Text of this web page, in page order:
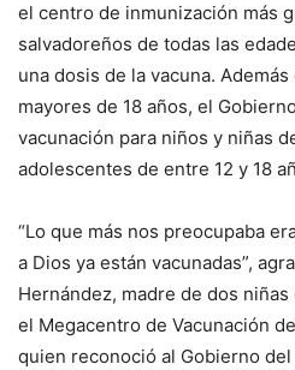
el centro de inmunización más
salvadoreños de todas las
una dosis de la vacuna.
mayores de 18 años, el
vacunación para niños y niñas
adolescentes de entre 12 y 18
“Lo que más nos preocupaba
a Dios ya están vacunadas”,
Hernández, madre de dos
el Megacentro de Vacunación
quien reconoció al Gobierno